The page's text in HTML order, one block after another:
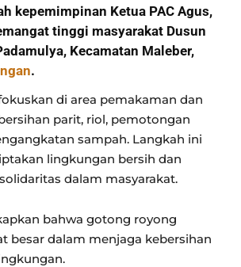
kepemimpinan Ketua PAC Agus,
tinggi masyarakat Dusun
Kecamatan Maleber,
.
di area pemakaman dan
parit, riol, pemotongan
sampah. Langkah ini
lingkungan bersih dan
dalam masyarakat.
bahwa gotong royong
besar dalam menjaga kebersihan